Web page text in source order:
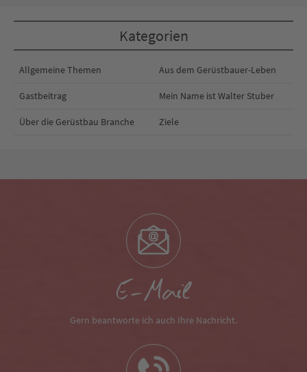
Kategorien
Allgemeine Themen Aus dem Gerüstbauer-Leben
Gastbeitrag Mein Name ist Walter Stuber
Über die Gerüstbau Branche Ziele
E-Mail
Gern beantworte ich auch Ihre Nachricht.